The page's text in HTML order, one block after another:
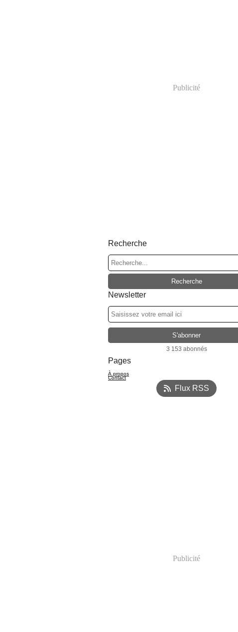
Publicité
Recherche
Newsletter
3 153 abonnés
Pages
À propos
Contact
Flux RSS
Publicité